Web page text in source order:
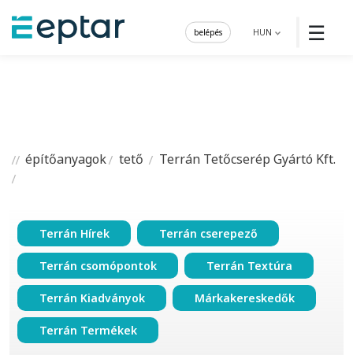
☰
HUN
belépés
építőanyagok tető Terrán Tetőcserép Gyártó Kft.
Terrán Hírek Terrán cserepező
Terrán csomópontok Terrán Textúra
Terrán Kiadványok Márkakereskedők
Terrán Termékek